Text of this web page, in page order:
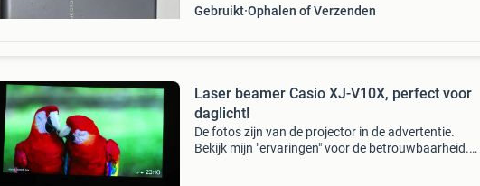
Gebruikt Ophalen of Verzenden
Laser beamer Casio XJ-V10X, perfect voor
daglicht!
De fotos zijn van de projector in de advertentie.
Bekijk mijn "ervaringen" voor de betrouwbaarheid.